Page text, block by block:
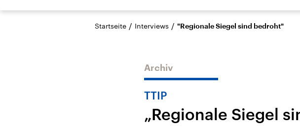
Die Nachrichten Politik Wirtschaft Wissen
Hörspiel und Feature Musik
Aktuelle Beiträge,
Nahostkonflikt
Aktuelle Lage und
Startseite / Interviews / "Regionale Siegel sind bedroht"
Archiv
TTIP
„Regionale Siegel